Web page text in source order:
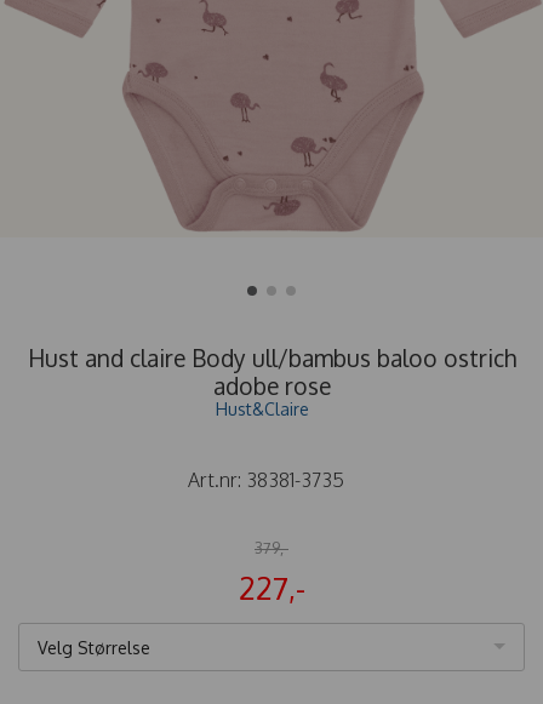
Hust and claire Body ull/bambus baloo ostrich
adobe rose
Hust&Claire
Art.nr: 38381-3735
379,-
227,-
Velg Størrelse